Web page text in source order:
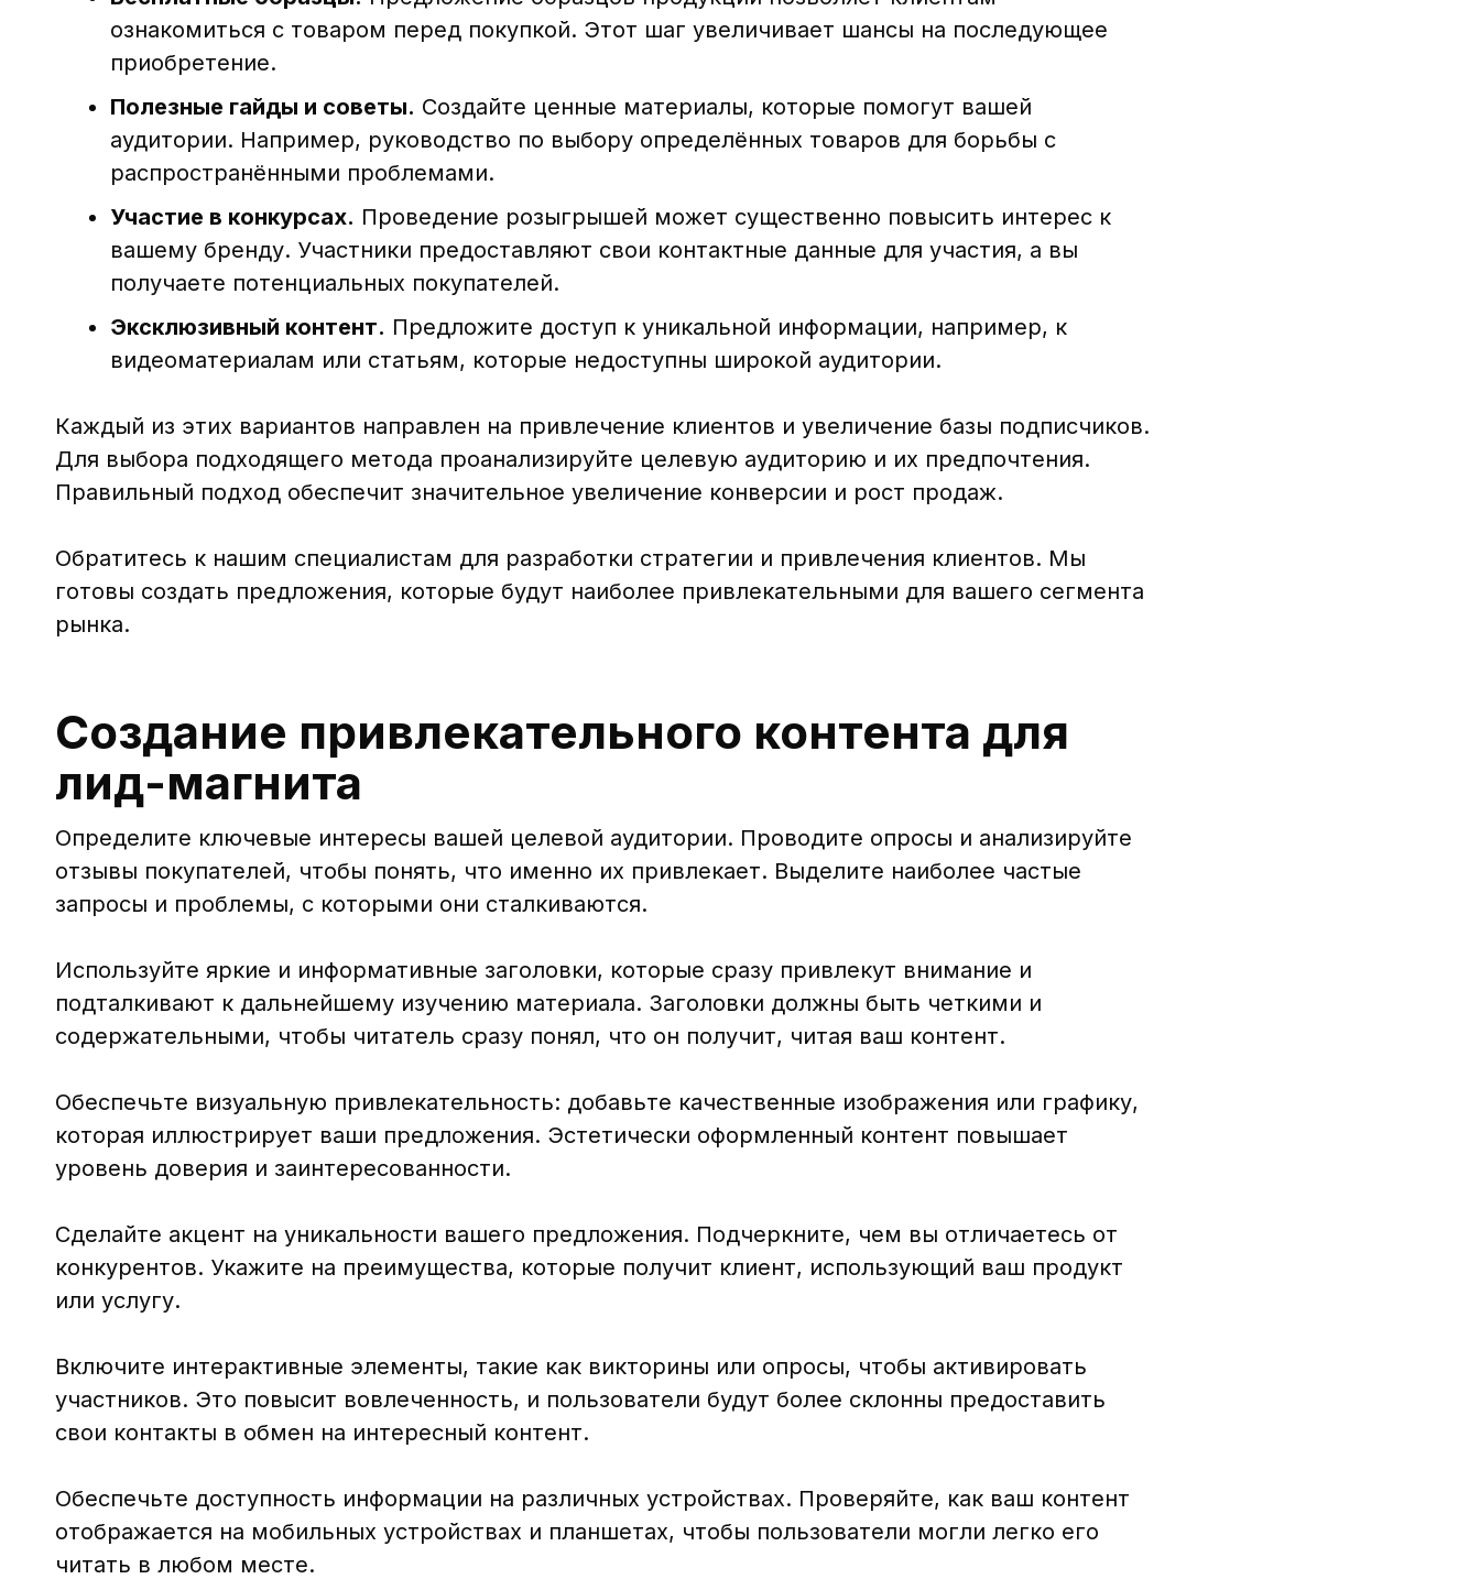
ознакомиться с товаром перед покупкой. Этот шаг увеличивает шансы на последующее
приобретение.
Полезные гайды и советы. Создайте ценные материалы, которые помогут вашей
аудитории. Например, руководство по выбору определённых товаров для борьбы с
распространёнными проблемами.
Участие в конкурсах. Проведение розыгрышей может существенно повысить интерес к
вашему бренду. Участники предоставляют свои контактные данные для участия, а вы
получаете потенциальных покупателей.
Эксклюзивный контент. Предложите доступ к уникальной информации, например, к
видеоматериалам или статьям, которые недоступны широкой аудитории.
Каждый из этих вариантов направлен на привлечение клиентов и увеличение базы подписчиков.
Для выбора подходящего метода проанализируйте целевую аудиторию и их предпочтения.
Правильный подход обеспечит значительное увеличение конверсии и рост продаж.
Обратитесь к нашим специалистам для разработки стратегии и привлечения клиентов. Мы
готовы создать предложения, которые будут наиболее привлекательными для вашего сегмента
рынка.
Создание привлекательного контента для
лид-магнита
Определите ключевые интересы вашей целевой аудитории. Проводите опросы и анализируйте
отзывы покупателей, чтобы понять, что именно их привлекает. Выделите наиболее частые
запросы и проблемы, с которыми они сталкиваются.
Используйте яркие и информативные заголовки, которые сразу привлекут внимание и
подталкивают к дальнейшему изучению материала. Заголовки должны быть четкими и
содержательными, чтобы читатель сразу понял, что он получит, читая ваш контент.
Обеспечьте визуальную привлекательность: добавьте качественные изображения или графику,
которая иллюстрирует ваши предложения. Эстетически оформленный контент повышает
уровень доверия и заинтересованности.
Сделайте акцент на уникальности вашего предложения. Подчеркните, чем вы отличаетесь от
конкурентов. Укажите на преимущества, которые получит клиент, использующий ваш продукт
или услугу.
Включите интерактивные элементы, такие как викторины или опросы, чтобы активировать
участников. Это повысит вовлеченность, и пользователи будут более склонны предоставить
свои контакты в обмен на интересный контент.
Обеспечьте доступность информации на различных устройствах. Проверяйте, как ваш контент
отображается на мобильных устройствах и планшетах, чтобы пользователи могли легко его
читать в любом месте.